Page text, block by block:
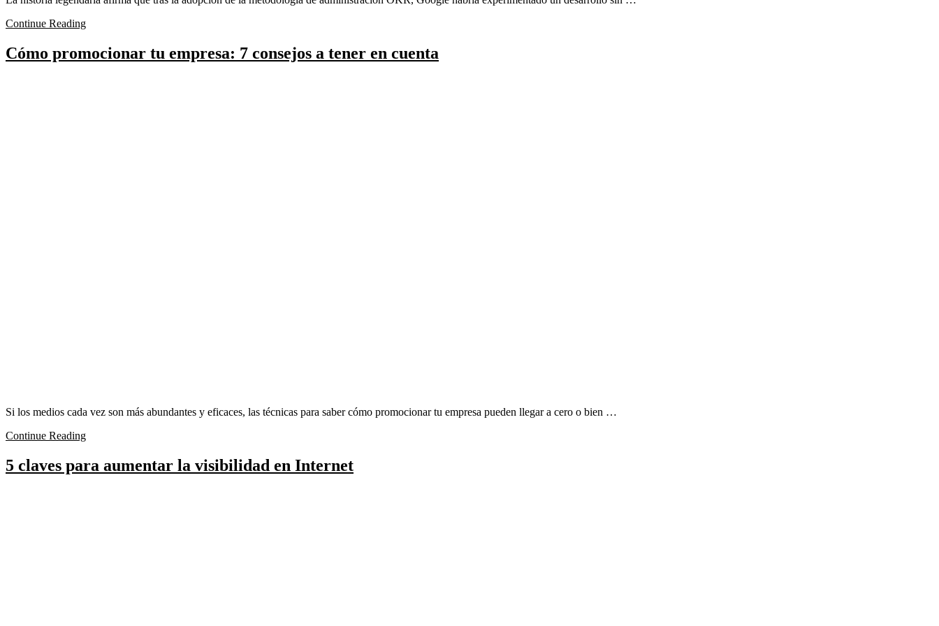
Continue Reading
Cómo promocionar tu empresa: 7 consejos a tener en cuenta
Si los medios cada vez son más abundantes y eficaces, las técnicas para saber cómo promocionar tu empresa pueden llegar a cero o bien …
Continue Reading
5 claves para aumentar la visibilidad en Internet